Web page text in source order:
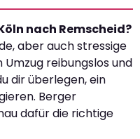
nach Remscheid?
aber auch stressige
reibungslos und
dir überlegen, ein
Berger
dafür die richtige